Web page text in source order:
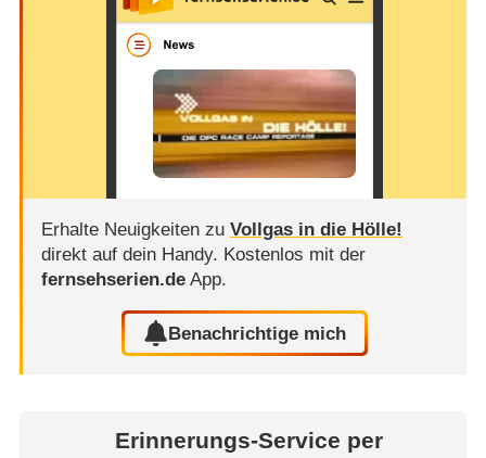
Erhalte Neuigkeiten zu Vollgas in die Hölle!
direkt auf dein Handy. Kostenlos mit der
fernsehserien.deApp.
Benachrichtige mich
Erinnerungs-Service per